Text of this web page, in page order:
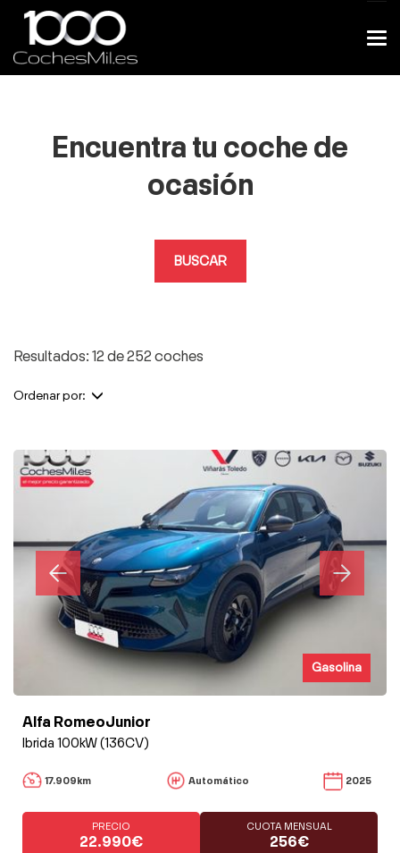
Encuentra tu coche de
ocasión
BUSCAR
Resultados: 12 de 252 coches
Ordenar por:
Gasolina
Alfa RomeoJunior
Ibrida 100kW (136CV)
17.909km Automático 2025
PRECIO
22.990€
CUOTA MENSUAL
256€